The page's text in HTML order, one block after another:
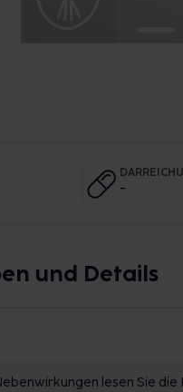
-
und Details
lesen Sie